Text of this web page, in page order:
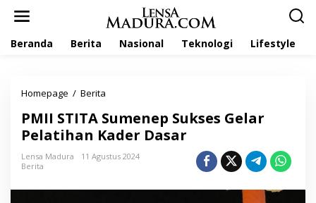
Beranda Berita Nasional Teknologi Lifestyle
Homepage / Berita
I
I
S
T
PMII STITA Sumenep Sukses Gelar
Pelatihan Kader Dasar
Lensa Madura
11 Agustus 2024
Berita